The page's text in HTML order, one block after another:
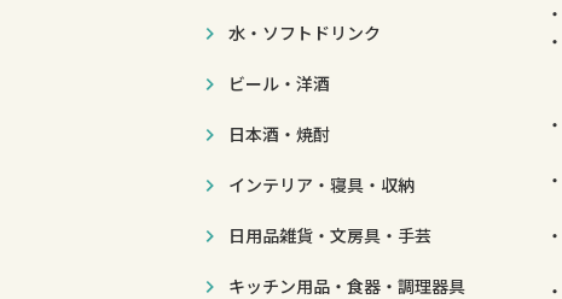
水・ソフトドリンク
ビール・洋酒
日本酒・焼酎
インテリア・寝具・収納
日用品雑貨・文房具・手芸
キッチン用品・食器・調理器具